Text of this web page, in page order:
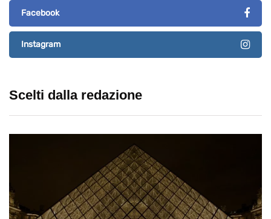
Facebook
Instagram
Scelti dalla redazione